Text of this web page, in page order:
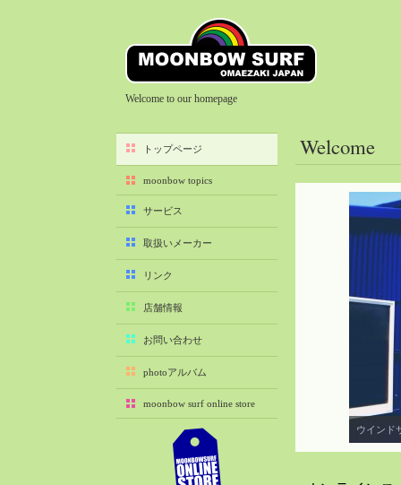
Welcome to our homepage
Welcome
ウインド
トップページ
moonbow topics
サービス
取扱いメーカー
リンク
店舗情報
お問い合わせ
photoアルバム
moonbow surf online store